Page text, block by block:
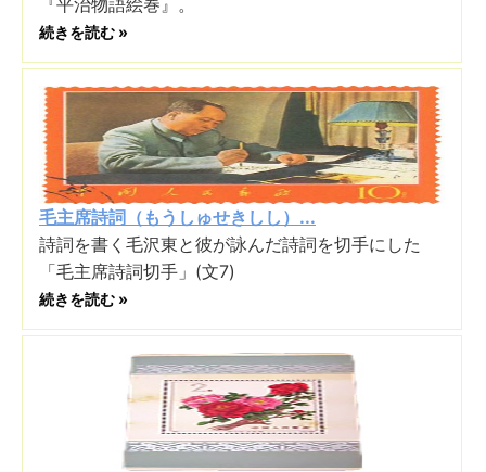
『平治物語絵巻』。
続きを読む »
毛主席詩詞（もうしゅせきしし）...
詩詞を書く毛沢東と彼が詠んだ詩詞を切手にした
「毛主席詩詞切手」(文7)
続きを読む »